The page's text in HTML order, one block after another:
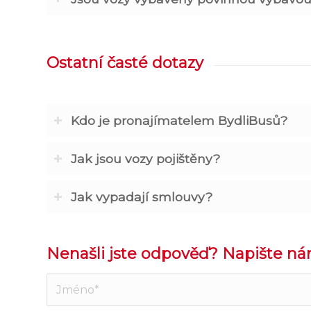
Ostatní časté dotazy
Kdo je pronajímatelem BydliBusů?
Jak jsou vozy pojištěny?
Jak vypadají smlouvy?
Nenašli jste odpověď? Napište